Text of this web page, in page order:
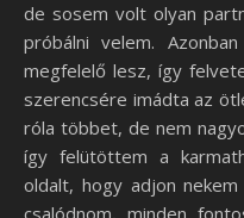
de sosem volt olyan
próbálni velem.
megfelelő lesz, így
szerencsére imádta az
róla többet, de nem
így felütöttem a
oldalt, hogy adjon
csalódnom, minden